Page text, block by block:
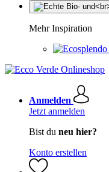
Mehr Inspiration
Anmelden
Jetzt anmelden
Bist du neu hier?
Konto erstellen